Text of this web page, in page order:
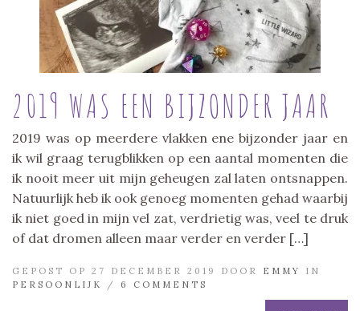
2019 WAS EEN BIJZONDER JAAR
2019 was op meerdere vlakken ene bijzonder jaar en
ik wil graag terugblikken op een aantal momenten die
ik nooit meer uit mijn geheugen zal laten ontsnappen.
Natuurlijk heb ik ook genoeg momenten gehad waarbij
ik niet goed in mijn vel zat, verdrietig was, veel te druk
of dat dromen alleen maar verder en verder […]
GEPOST OP 27 DECEMBER 2019 DOOR EMMY
IN
PERSOONLIJK
/ 6 COMMENTS